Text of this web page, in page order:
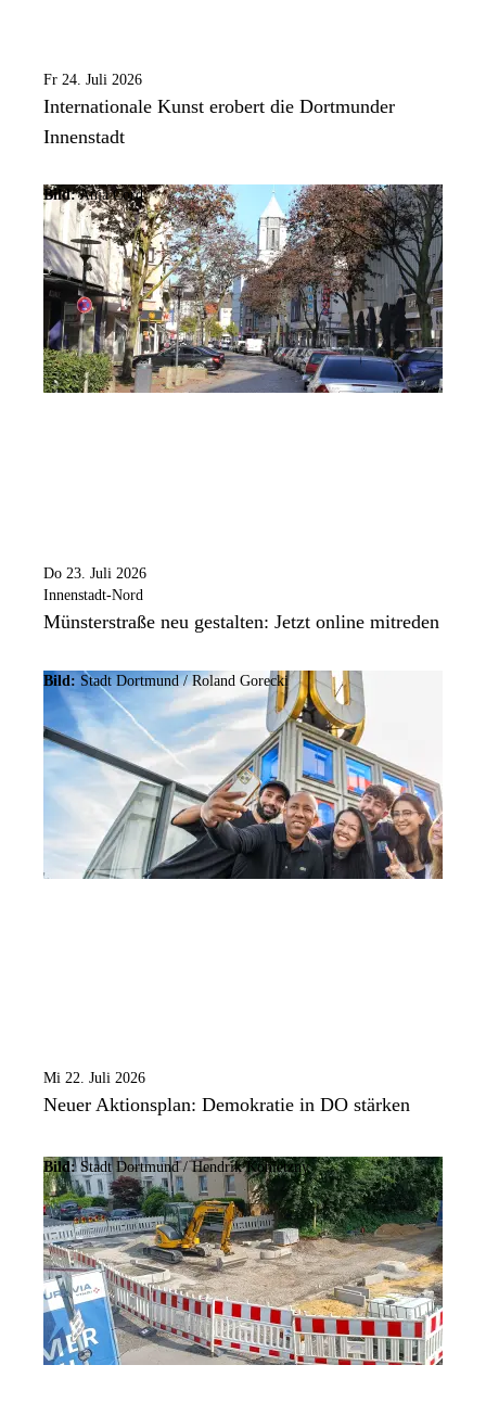
Fr 24. Juli 2026
Internationale Kunst erobert die Dortmunder
Innenstadt
Bild: Anja Cord
Do 23. Juli 2026
Innenstadt-Nord
Münsterstraße neu gestalten: Jetzt online mitreden
Bild: Stadt Dortmund / Roland Gorecki
Mi 22. Juli 2026
Neuer Aktionsplan: Demokratie in DO stärken
Bild:Stadt Dortmund /Hendrik Konietzny